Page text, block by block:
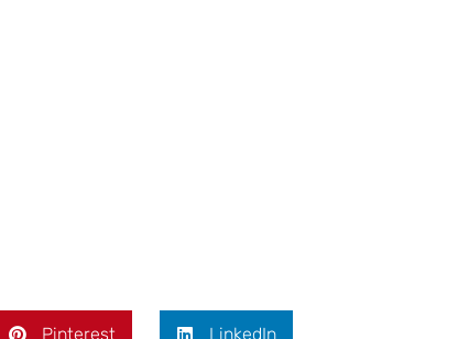
Pinterest LinkedIn